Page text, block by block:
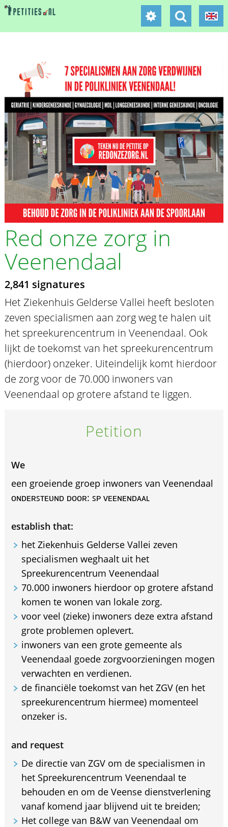
Red onze zorg in
Veenendaal
2,841 signatures
Het Ziekenhuis Gelderse Vallei heeft besloten
zeven specialismen aan zorg weg te halen uit
het spreekurencentrum in Veenendaal. Ook
lijkt de toekomst van het spreekurencentrum
(hierdoor) onzeker. Uiteindelijk komt hierdoor
de zorg voor de 70.000 inwoners van
Veenendaal op grotere afstand te liggen.
Petition
We
een groeiende groep inwoners van Veenendaal
ᴏɴᴅᴇʀꜱᴛᴇᴜɴᴅ ᴅᴏᴏʀ: ꜱᴘ ᴠᴇᴇɴᴇɴᴅᴀᴀʟ
establish that:
het Ziekenhuis Gelderse Vallei zeven
specialismen weghaalt uit het
Spreekurencentrum Veenendaal
70.000 inwoners hierdoor op grotere afstand
komen te wonen van lokale zorg.
voor veel (zieke) inwoners deze extra afstand
grote problemen oplevert.
inwoners van een grote gemeente als
Veenendaal goede zorgvoorzieningen mogen
verwachten en verdienen.
de financiële toekomst van het ZGV (en het
spreekurencentrum hiermee) momenteel
onzeker is.
and request
De directie van ZGV om de specialismen in
het Spreekurencentrum Veenendaal te
behouden en om de Veense dienstverlening
vanaf komend jaar blijvend uit te breiden;
Het college van B&W van Veenendaal om